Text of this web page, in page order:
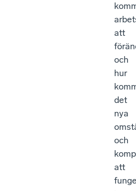
att
och
hur
det
nya
och
att